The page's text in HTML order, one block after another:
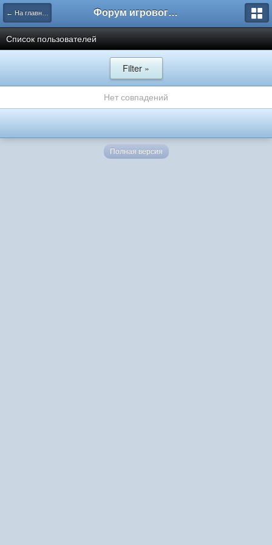
← На главную Форум игрового проекта Riverrise
Список пользователей
Filter »
Нет совпадений
Полная версия